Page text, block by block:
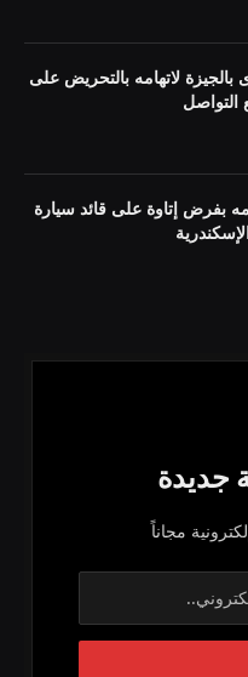
لاتهامه بالتحريض على
التواصل
بفرض إتاوة على قائد سيارة
جديدة
مجاناً